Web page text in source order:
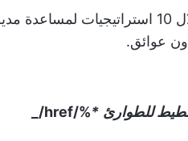
نحن هنا لعلاج هذه المشكلة من خلال 10
عوائق.
للطوارئ *
%/href/_